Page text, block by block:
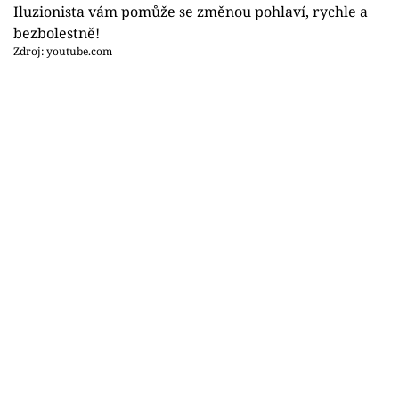
Videa
Iluzionista vám pomůže se změnou pohlaví, rychle a
bezbolestně!
Zdroj: youtube.com